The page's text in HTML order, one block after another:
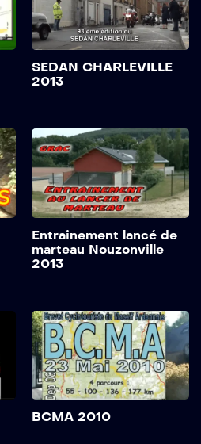
SEDAN CHARLEVILLE
2013
Entrainement lancé de
marteau Nouzonville
2013
BCMA 2010